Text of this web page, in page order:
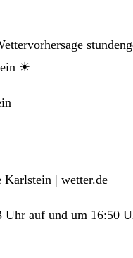
☀
Karlstein | wetter.de
auf und um 16:50